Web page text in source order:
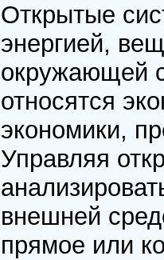
Открытые
энергией,
окружающей
относятся
экономики,
Управляя
внешней
прямое или